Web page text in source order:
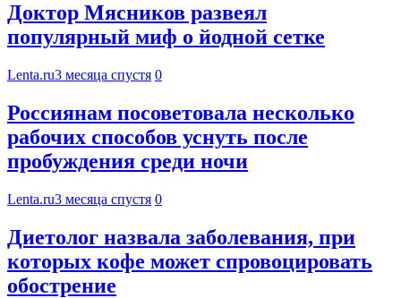
Доктор Мясников развеял
популярный миф о йодной сетке
Lenta.ru3 месяца спустя 0
Россиянам посоветовала несколько
рабочих способов уснуть после
пробуждения среди ночи
Lenta.ru3 месяца спустя 0
Диетолог назвала заболевания, при
которых кофе может спровоцировать
обострение